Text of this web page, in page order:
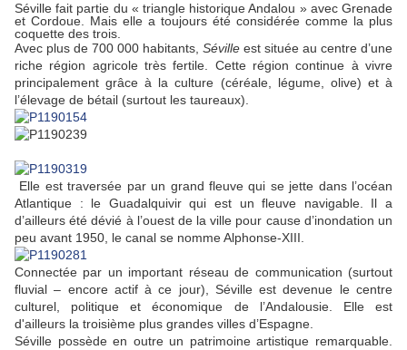
Séville fait partie du « triangle historique Andalou » avec Grenade
et Cordoue. Mais elle a toujours été considérée comme la plus
coquette des trois.
Avec plus de 700 000 habitants, Séville est située au centre d’une
riche région agricole très fertile. Cette région continue à vivre
principalement grâce à la culture (céréale, légume, olive) et à
l’élevage de bétail (surtout les taureaux).
Elle est traversée par un grand fleuve qui se jette dans l’océan
Atlantique : le Guadalquivir qui est un fleuve navigable. Il a
d’ailleurs été dévié à l’ouest de la ville pour cause d’inondation un
peu avant 1950, le canal se nomme Alphonse-XIII.
Connectée par un important réseau de communication (surtout
fluvial – encore actif à ce jour), Sévilleest devenue le centre
culturel, politique et économique de l’Andalousie. Elle est
d'ailleurs la troisième plus grandes villes d’Espagne.
Séville possède en outre un patrimoine artistique remarquable.